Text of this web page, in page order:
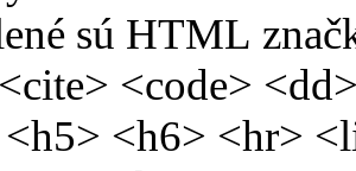
sú HTML
<code>
<h6> <hr>